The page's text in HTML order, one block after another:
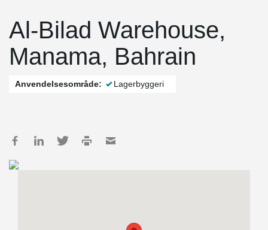
Al-Bilad Warehouse,
Manama, Bahrain
Anvendelsesområde: Lagerbyggeri